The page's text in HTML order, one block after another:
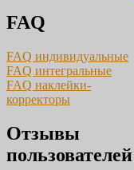
FAQ
FAQ индивидуальные
FAQ интегральные
FAQ наклейки-
корректоры
Отзывы
пользователей